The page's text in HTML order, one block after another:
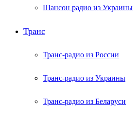
Шансон радио из Украины
Транс
Транс-радио из России
Транс-радио из Украины
Транс-радио из Беларуси